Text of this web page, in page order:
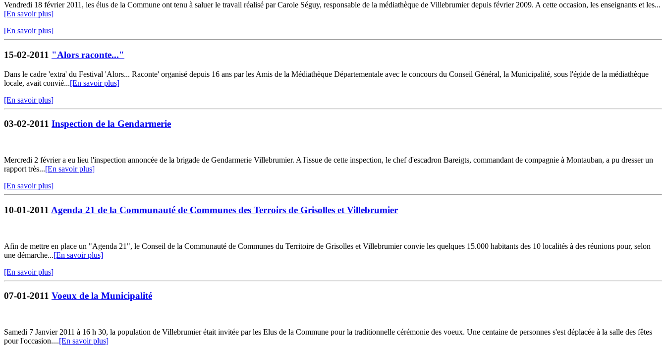
Vendredi 18 février 2011, les élus de la Commune ont tenu à saluer le travail réalisé par Carole Séguy, responsable de la médiathèque de Villebrumier depuis février 2009. A cette occasion, les enseignants et les...
[En savoir plus]
[En savoir plus]
15-02-2011 "Alors raconte..."
Dans le cadre 'extra' du Festival 'Alors... Raconte' organisé depuis 16 ans par les Amis de la Médiathèque Départementale avec le concours du Conseil Général, la Municipalité, sous l'égide de la médiathèque
locale, avait convié...[En savoir plus]
[En savoir plus]
03-02-2011 Inspection de la Gendarmerie
Mercredi 2 février a eu lieu l'inspection annoncée de la brigade de Gendarmerie Villebrumier. A l'issue de cette inspection, le chef d'escadron Bareigts, commandant de compagnie à Montauban, a pu dresser un
rapport très...[En savoir plus]
[En savoir plus]
10-01-2011 Agenda 21 de la Communauté de Communes des Terroirs de Grisolles et Villebrumier
Afin de mettre en place un "Agenda 21", le Conseil de la Communauté de Communes du Territoire de Grisolles et Villebrumier convie les quelques 15.000 habitants des 10 localités à des réunions pour, selon
une démarche...[En savoir plus]
[En savoir plus]
07-01-2011 Voeux de la Municipalité
Samedi 7 Janvier 2011 à 16 h 30, la population de Villebrumier était invitée par les Elus de la Commune pour la traditionnelle cérémonie des voeux. Une centaine de personnes s'est déplacée à la salle des fêtes
pour l'occasion....[En savoir plus]